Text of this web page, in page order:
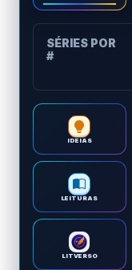
SÉRIES POR
#
IDEIAS
LEITURAS
LITVERSO